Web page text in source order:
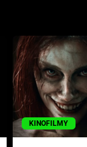
KINOFILMY